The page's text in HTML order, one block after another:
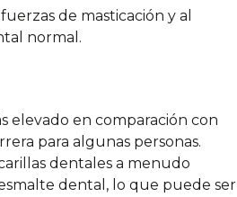
de masticación y al
normal.
elevado en comparación con
para algunas personas.
dentales a menudo
dental, lo que puede ser